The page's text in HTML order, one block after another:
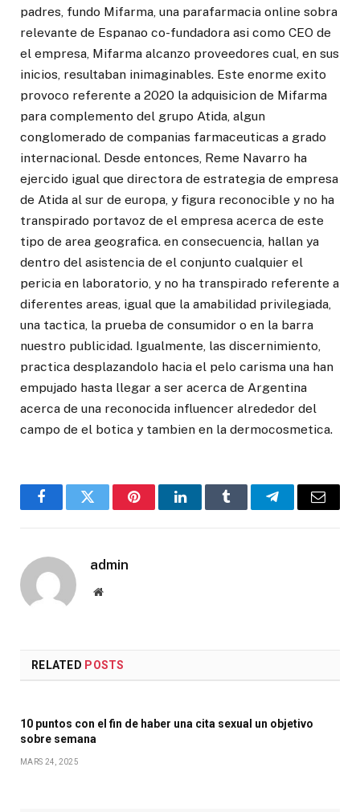
padres, fundo Mifarma, una parafarmacia online sobra
relevante de Espanao co-fundadora asi como CEO de
el empresa, Mifarma alcanzo proveedores cual, en sus
inicios, resultaban inimaginables. Este enorme exito
provoco referente a 2020 la adquisicion de Mifarma
para complemento del grupo Atida, algun
conglomerado de companias farmaceuticas a grado
internacional. Desde entonces, Reme Navarro ha
ejercido igual que directora de estrategia de empresa
de Atida al sur de europa, y figura reconocible y no ha
transpirado portavoz de el empresa acerca de este
tipo de area geografica. en consecuencia, hallan ya
dentro del asistencia de el conjunto cualquier el
pericia en laboratorio, y no ha transpirado referente a
diferentes areas, igual que la amabilidad privilegiada,
una tactica, la prueba de consumidor o en la barra
nuestro publicidad. Igualmente, las discernimiento,
practica desplazandolo hacia el pelo carisma una han
empujado hasta llegar a ser acerca de Argentina
acerca de una reconocida influencer alrededor del
campo de el botica y tambien en la dermocosmetica.
FacebookTwitter PinterestLinkedInTumblr TelegramEmail
admin
Website
RELATED POSTS
10 puntos con el fin de haber una cita sexual un objetivo
sobre semana
MARS 24, 2025